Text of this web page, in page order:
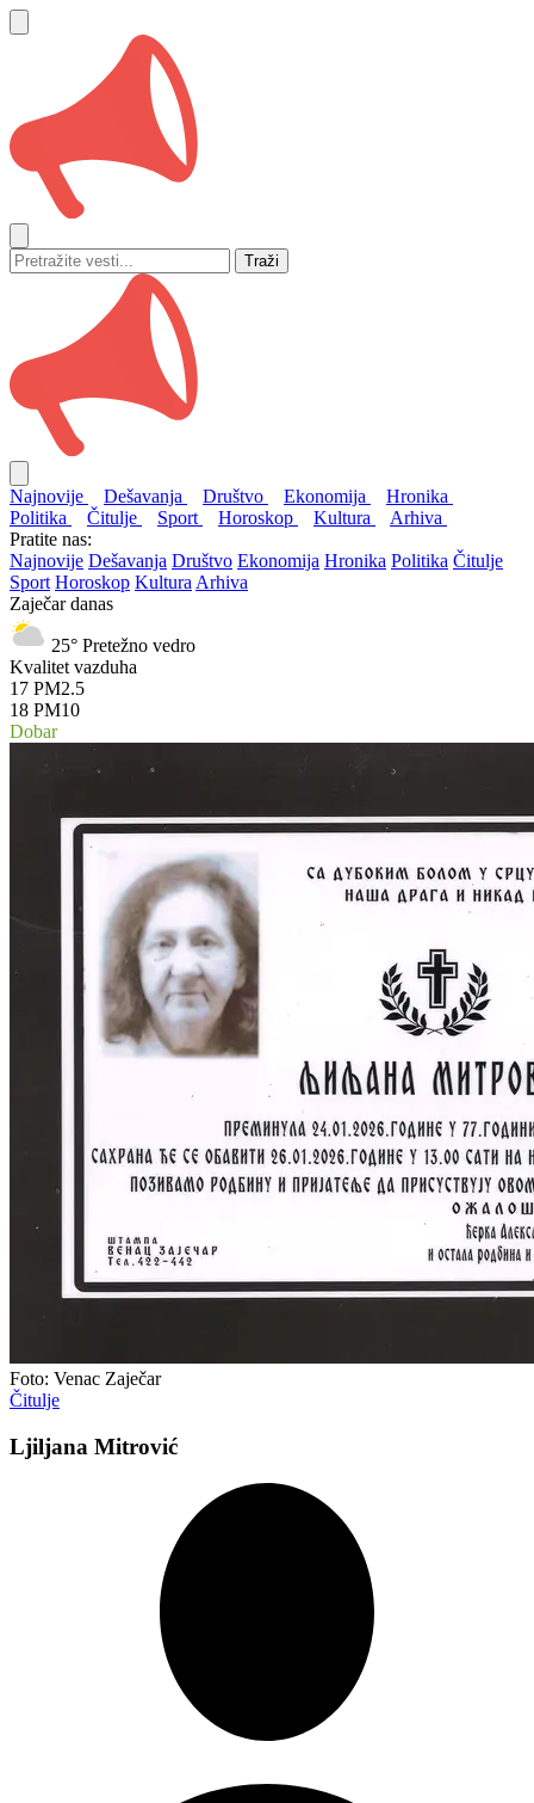
Traži
Najnovije Dešavanja Društvo Ekonomija
Hronika
Politika
Čitulje Sport Horoskop Kultura
Arhiva
Pratite nas:
Najnovije Dešavanja Društvo Ekonomija Hronika Politika Čitulje
Sport Horoskop Kultura Arhiva
Zaječar danas
25° Pretežno vedro
Kvalitet vazduha
17 PM2.5
18 PM10
Dobar
Foto: Venac Zaječar
Čitulje
Ljiljana Mitrović